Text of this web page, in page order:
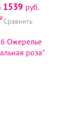
1539 руб.
Сравнить